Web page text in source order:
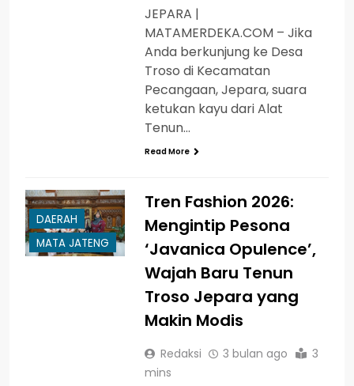
JEPARA |
MATAMERDEKA.COM – Jika
Anda berkunjung ke Desa
Troso di Kecamatan
Pecangaan, Jepara, suara
ketukan kayu dari Alat
Tenun…
Read More
DAERAH
MATA JATENG
Tren Fashion 2026:
Mengintip Pesona
‘Javanica Opulence’,
Wajah Baru Tenun
Troso Jepara yang
Makin Modis
Redaksi 3 bulan ago
3
mins